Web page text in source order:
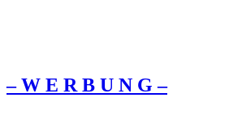
– W Ε R Β U Ν G –